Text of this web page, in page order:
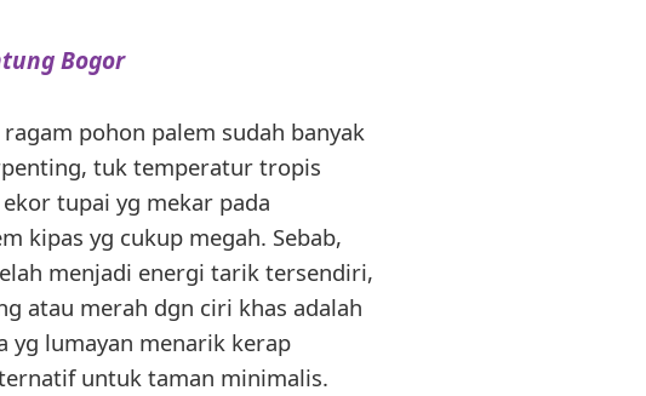
Bogor
pohon palem sudah banyak
tuk temperatur tropis
tupai yg mekar pada
kipas yg cukup megah. Sebab,
menjadi energi tarik tersendiri,
atau merah dgn ciri khas adalah
yg lumayan menarik kerap
untuk taman minimalis.